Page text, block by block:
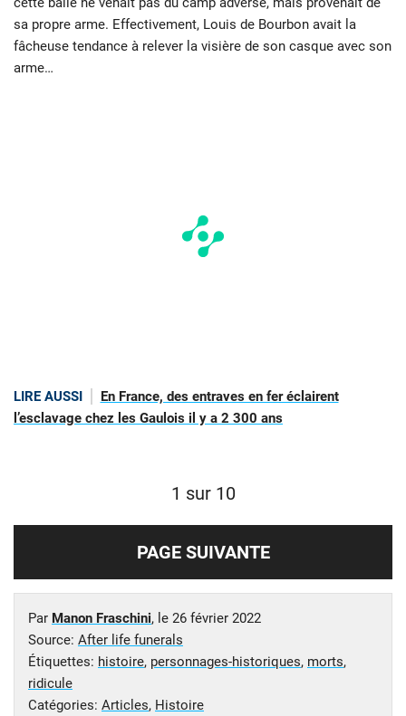
sa propre arme. Effectivement, Louis de Bourbon avait la
fâcheuse tendance à relever la visière de son casque avec son
arme…
LIRE AUSSI
En France, des entraves en fer éclairent
l’esclavage chez les Gaulois il y a 2 300 ans
1 sur 10
PAGE SUIVANTE
Par Manon Fraschini, le 26 février 2022
Source: After life funerals
Étiquettes: histoire, personnages-historiques, morts,
ridicule
Catégories: Articles, Histoire